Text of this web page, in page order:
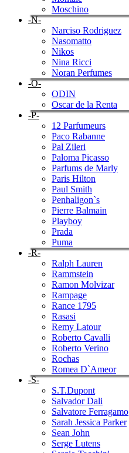
Moschino
-N-
Narciso Rodriguez
Nasomatto
Nikos
Nina Ricci
Noran Perfumes
-O-
ODIN
Oscar de la Renta
-P-
12 Parfumeurs
Paco Rabanne
Pal Zileri
Paloma Picasso
Parfums de Marly
Paris Hilton
Paul Smith
Penhaligon`s
Pierre Balmain
Playboy
Prada
Puma
-R-
Ralph Lauren
Rammstein
Ramon Molvizar
Rampage
Rance 1795
Rasasi
Remy Latour
Roberto Cavalli
Roberto Verino
Rochas
Romea D`Ameor
-S-
S.T.Dupont
Salvador Dali
Salvatore Ferragamo
Sarah Jessica Parker
Sean John
Serge Lutens